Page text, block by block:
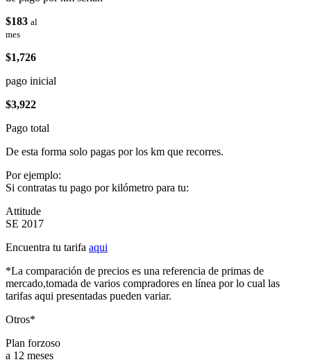
$183 al
mes
$1,726
pago inicial
$3,922
Pago total
De esta forma solo pagas por los km que recorres.
Por ejemplo:
Si contratas tu pago por kilómetro para tu:
Attitude
SE 2017
Encuentra tu tarifa aqui
*La comparación de precios es una referencia de primas de
mercado,tomada de varios compradores en línea por lo cual las
tarifas aqui presentadas pueden variar.
Otros*
Plan forzoso
a 12 meses